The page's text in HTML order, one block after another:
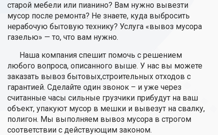
старой мебели или пианино? Вам нужно вывезти
мусор после ремонта? Не знаете, куда выбросить
нерабочую бытовую технику? Услуга «вывоз мусора
газелью» — то, что вам нужно.
Наша компания спешит помочь с решением
любого вопроса, описанного выше. У нас вы можете
заказать вывоз бытовых,строительных отходов с
гарантией. Сделайте один звонок – и уже через
считанные часы сильные грузчики прибудут на ваш
объект, упакуют мусор в мешки и вывезут на свалку,
полигон. Мы выполняем вывоз мусора в строгом
соответствии с действующим законом.